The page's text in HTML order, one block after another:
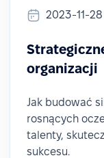
2023-11-28
organizacji
Jak budować
rosnących
talenty,
sukcesu.